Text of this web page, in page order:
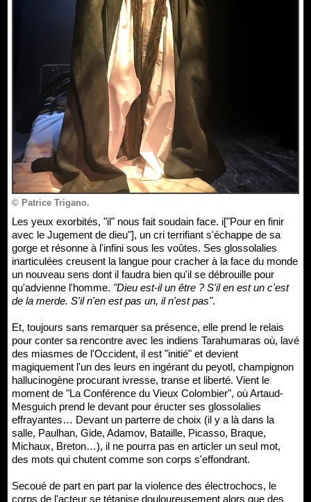
© Patrice Trigano.
Les yeux exorbités, "il" nous fait soudain face. i["Pour en finir
avec le Jugement de dieu"], un cri terrifiant s'échappe de sa
gorge et résonne à l'infini sous les voûtes. Ses glossolalies
inarticulées creusent la langue pour cracher à la face du monde
un nouveau sens dont il faudra bien qu'il se débrouille pour
qu'advienne l'homme. "Dieu est-il un être ? S'il en est un c'est
de la merde. S'il n'en est pas un, il n'est pas".
Et, toujours sans remarquer sa présence, elle prend le relais
pour conter sa rencontre avec les indiens Tarahumaras où, lavé
des miasmes de l'Occident, il est "initié" et devient
magiquement l'un des leurs en ingérant du peyotl, champignon
hallucinogène procurant ivresse, transe et liberté. Vient le
moment de "La Conférence du Vieux Colombier", où Artaud-
Mesguich prend le devant pour éructer ses glossolalies
effrayantes… Devant un parterre de choix (il y a là dans la
salle, Paulhan, Gide, Adamov, Bataille, Picasso, Braque,
Michaux, Breton…), il ne pourra pas en articler un seul mot,
des mots qui chutent comme son corps s'effondrant.
Secoué de part en part par la violence des électrochocs, le
corps de l'acteur se tétanise douloureusement alors que des